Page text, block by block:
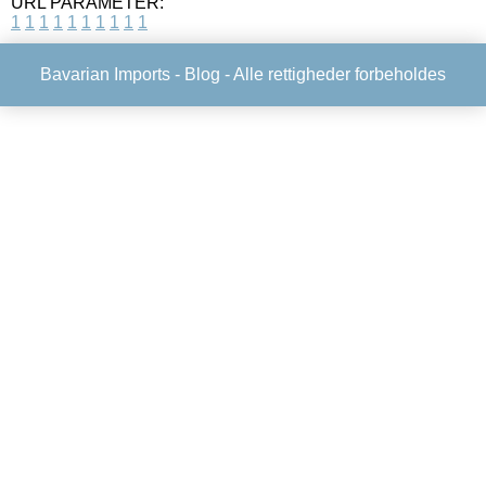
1 1 1 1 1 1 1 1 1 1
Bavarian Imports - Blog - Alle rettigheder forbeholdes